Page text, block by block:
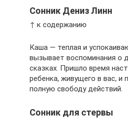
Сонник Дениз Линн
↑ к содержанию
Каша — теплая и
вызывает воспоминания о
сказках. Пришло время
ребенка, живущего в вас, и
полную свободу действий.
Сонник для стервы